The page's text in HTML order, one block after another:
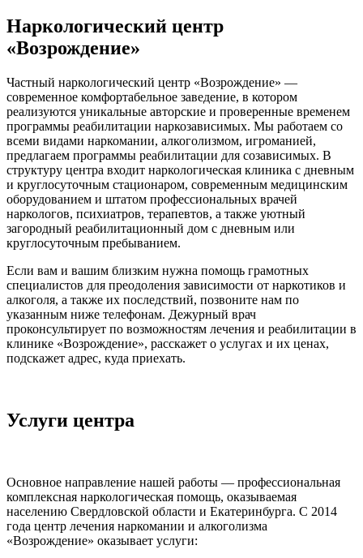
Наркологический центр
«Возрождение»
Частный наркологический центр «Возрождение» —
современное комфортабельное заведение, в котором
реализуются уникальные авторские и проверенные временем
программы реабилитации наркозависимых. Мы работаем со
всеми видами наркомании, алкоголизмом, игроманией,
предлагаем программы реабилитации для созависимых. В
структуру центра входит наркологическая клиника с дневным
и круглосуточным стационаром, современным медицинским
оборудованием и штатом профессиональных врачей
наркологов, психиатров, терапевтов, а также уютный
загородный реабилитационный дом с дневным или
круглосуточным пребыванием.
Если вам и вашим близким нужна помощь грамотных
специалистов для преодоления зависимости от наркотиков и
алкоголя, а также их последствий, позвоните нам по
указанным ниже телефонам. Дежурный врач
проконсультирует по возможностям лечения и реабилитации в
клинике «Возрождение», расскажет о услугах и их ценах,
подскажет адрес, куда приехать.
Услуги центра
Основное направление нашей работы — профессиональная
комплексная наркологическая помощь, оказываемая
населению Свердловской области и Екатеринбурга. С 2014
года центр лечения наркомании и алкоголизма
«Возрождение» оказывает услуги: